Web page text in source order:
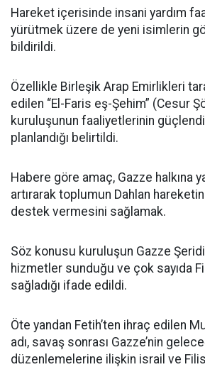
Hareket içerisinde insani yardım
yürütmek üzere de yeni isimlerin
bildirildi.
Özellikle Birleşik Arap Emirlikleri
edilen “El-Faris eş-Şehim” (Cesur
kuruluşunun faaliyetlerinin
planlandığı belirtildi.
Habere göre amaç, Gazze halkına
artırarak toplumun Dahlan
destek vermesini sağlamak.
Söz konusu kuruluşun Gazze
hizmetler sunduğu ve çok sayıda
sağladığı ifade edildi.
Öte yandan Fetih’ten ihraç edilen
adı, savaş sonrası Gazze’nin
düzenlemelerine ilişkin israil ve